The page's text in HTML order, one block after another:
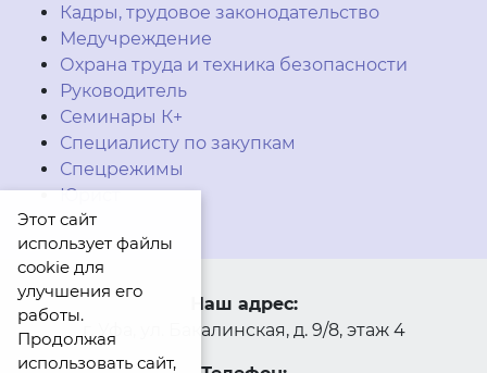
Кадры, трудовое законодательство
Медучреждение
Охрана труда и техника безопасности
Руководитель
Семинары К+
Специалисту по закупкам
Спецрежимы
Юрист
Наш адрес:
г. Уфа, ул. Бакалинская, д. 9/8, этаж 4
Этот сайт
использует файлы
cookie для
улучшения его
работы.
Продолжая
использовать сайт,